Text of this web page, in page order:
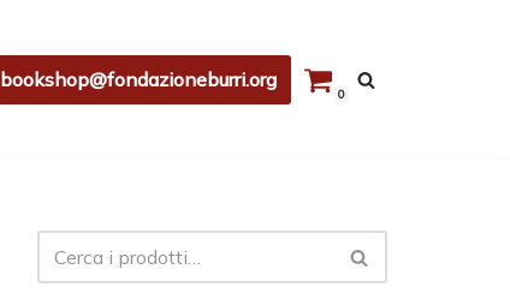
bookshop@fondazioneburri.org
0